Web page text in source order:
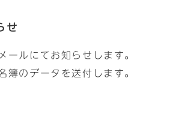
せ
ールにてお知らせします。
簿のデータを送付します。